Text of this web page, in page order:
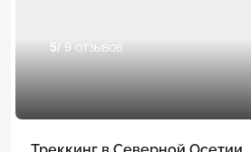
5/ 9 отзывов